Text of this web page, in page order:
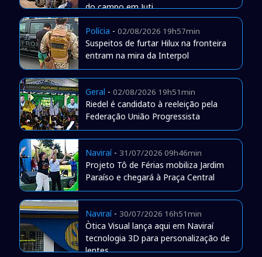
do campo em Juti
Polícia - 02/08/2026 19h57min
Suspeitos de furtar Hilux na fronteira
entram na mira da Interpol
Geral - 02/08/2026 19h51min
Riedel é candidato à reeleição pela
Federação União Progressista
Naviraí- 31/07/2026 09h46min
Projeto Tô de Férias mobiliza Jardim
Paraíso e chegará à Praça Central
Naviraí- 30/07/2026 16h51min
Òtica Visual lança aqui em Naviraí
tecnologia 3D para personalização de
lentes